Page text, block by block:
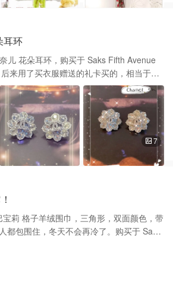
年的人自然感觉得到你对这份情谊的尊
幸福美满。❤️❤️
耳环
儿 花朵耳环，购买于 Saks Fifth Avenue
来用了买衣服赠送的礼卡买的，相当于不
！材料是合金和水晶材质，花朵设计、正
大气！特别是在阳光下，闪闪发光，彰显
围的环境、个人的气质、脸型、发型、着
最美好的饰美效果。所以香奈儿耳钉价格
耳钉更能彰显你的独特气质和魅力 谢谢
7
莉 格子羊绒围巾，三角形，双面颜色，带
都包围住，冬天不会再冷了。购买于 Saks